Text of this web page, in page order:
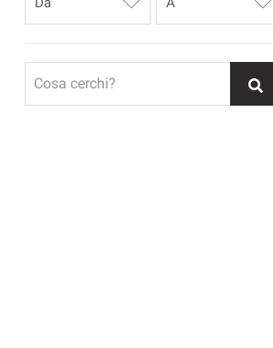
Cosa cerchi?